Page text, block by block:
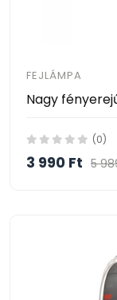
FEJLÁMPA
Nagy
(0)
3 990 Ft 5